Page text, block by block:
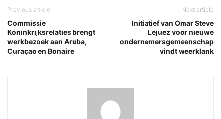
Previous article
Commissie
Koninkrijksrelaties brengt
werkbezoek aan Aruba,
Curaçao en Bonaire
Next article
Initiatief van Omar Steve
Lejuez voor nieuwe
ondernemersgemeenschap
vindt weerklank